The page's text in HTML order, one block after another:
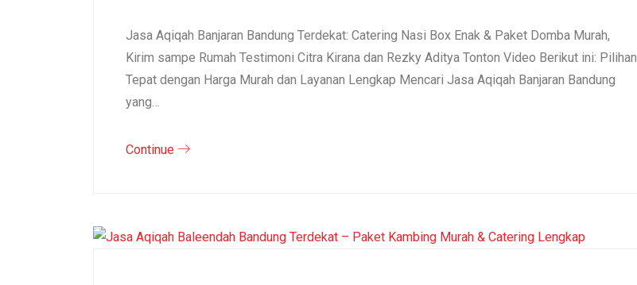
Jasa Aqiqah Banjaran Bandung Terdekat: Catering Nasi Box Enak & Paket Domba Murah,
Kirim sampe Rumah Testimoni Citra Kirana dan Rezky Aditya Tonton Video Berikut ini: Pilihan
Tepat dengan Harga Murah dan Layanan Lengkap Mencari Jasa Aqiqah Banjaran Bandung
yang…
Continue